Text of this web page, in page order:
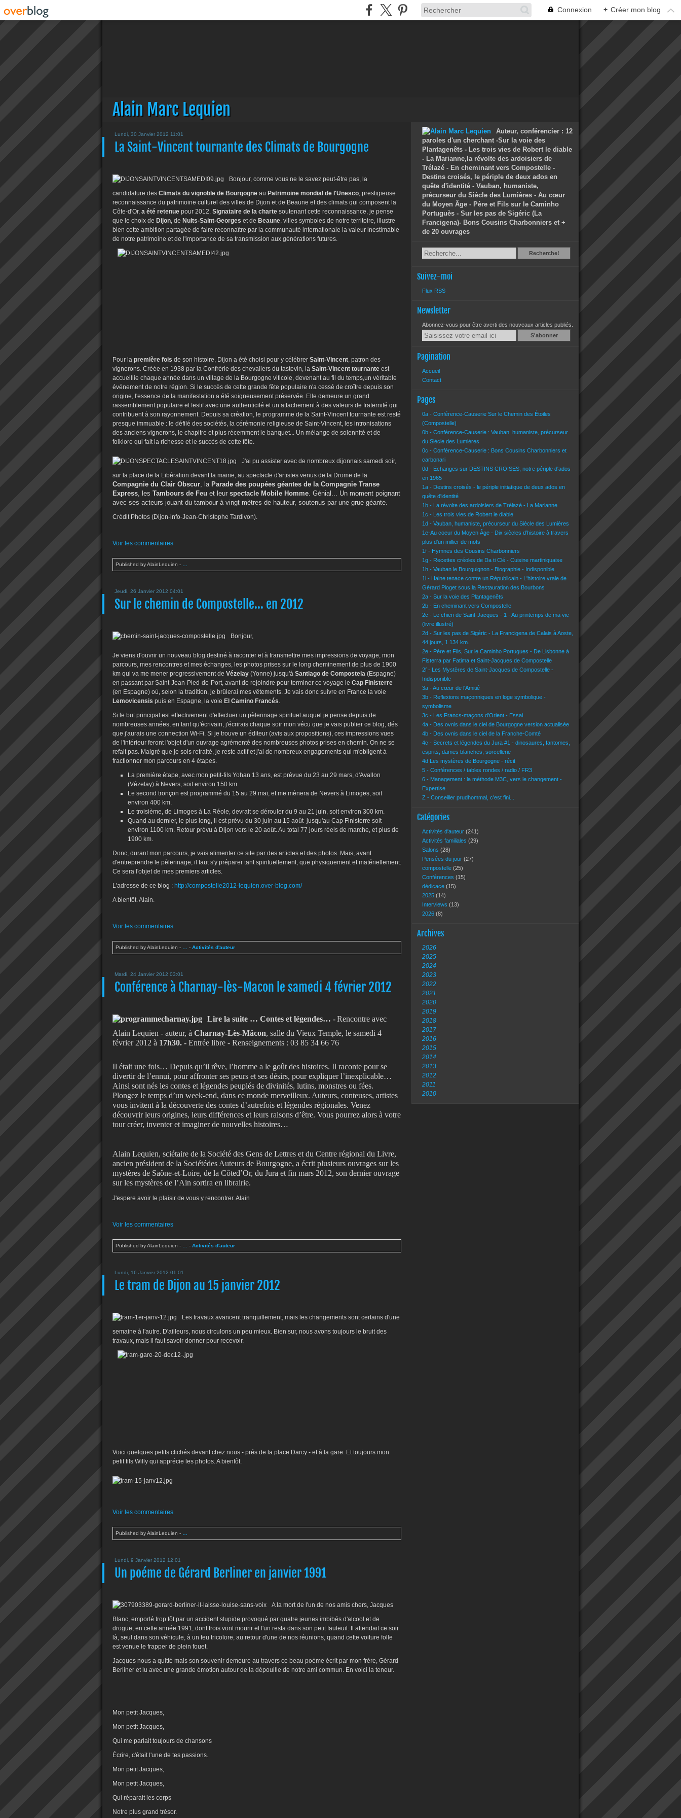
Connexion + Créer mon blog
Alain Marc Lequien
Lundi, 30 Janvier 2012 11:01
La Saint-Vincent tournante des Climats de Bourgogne
Bonjour, comme vous ne le savez peut-être pas, la
candidature des Climats du vignoble de Bourgogne au Patrimoine mondial de l'Unesco, prestigieuse
reconnaissance du patrimoine culturel des villes de Dijon et de Beaune et des climats qui composent la
Côte-d'Or, a été retenue pour 2012. Signataire de la charte soutenant cette reconnaissance, je pense
que le choix de Dijon, de Nuits-Saint-Georges et de Beaune, villes symboles de notre territoire, illustre
bien cette ambition partagée de faire reconnaître par la communauté internationale la valeur inestimable
de notre patrimoine et de l'importance de sa transmission aux générations futures.
Pour la première fois de son histoire, Dijon a été choisi pour y célébrer Saint-Vincent, patron des
vignerons. Créée en 1938 par la Confrérie des chevaliers du tastevin, la Saint-Vincent tournante est
accueillie chaque année dans un village de la Bourgogne viticole, devenant au fil du temps,un véritable
événement de notre région. Si le succès de cette grande fête populaire n'a cessé de croître depuis son
origine, l'essence de la manifestation a été soigneusement préservée. Elle demeure un grand
rassemblement populaire et festif avec une authenticité et un attachement à des valeurs de fraternité qui
contribuent à son rayonnement. Depuis sa création, le programme de la Saint-Vincent tournante est resté
presque immuable : le défilé des sociétés, la cérémonie religieuse de Saint-Vincent, les intronisations
des anciens vignerons, le chapitre et plus récemment le banquet... Un mélange de solennité et de
folklore qui fait la richesse et le succès de cette fête.
J'ai pu assister avec de nombreux dijonnais samedi soir,
sur la place de la Libération devant la mairie, au spectacle d'artistes venus de la Drome de la
Compagnie du Clair Obscur, la Parade des poupées géantes de la Compagnie Transe
Express, les Tambours de Feu et leur spectacle Mobile Homme. Génial... Un moment poignant
avec ses acteurs jouant du tambour à vingt mètres de hauteur, soutenus par une grue géante.
Crédit Photos (Dijon-info-Jean-Christophe Tardivon).
Voir les commentaires
Published by AlainLequien -
Jeudi, 26 Janvier 2012 04:01
Sur le chemin de Compostelle... en 2012
Bonjour,
Je viens d'ouvrir un nouveau blog destiné à raconter et à transmettre mes impressions de voyage, mon
parcours, mes rencontres et mes échanges, les photos prises sur le long cheminement de plus de 1900
km qui va me mener progressivement de Vézelay (Yonne) jusqu'à Santiago de Compostela (Espagne)
en passant par Saint-Jean-Pied-de-Port, avant de rejoindre pour terminer ce voyage le Cap Finisterre
(en Espagne) où, selon la tradition, je brûlerai mes vêtements. Je vais donc suivre en France la voie
Lemovicensis puis en Espagne, la voie El Camino Francés.
Si le but principal est effectivement d'effectuer un pèlerinage spirituel auquel je pense depuis de
nombreuses années, en tant qu'écrivain, j'écrirais chaque soir mon vécu que je vais publier ce blog, dés
que j'aurais une connection Wi-Fi. Si je trouve un éditeur (avis aux propositions), ces impressions vues
de l'intérieur feront l'objet d'un ouvrage agrémenté des nombreuses photos prises en chemin. On ne se
refait pas. Malgré que je sois retraité, je reste actif et j'ai de nombreux engagements qui m'obligent à
fractionner mon parcours en 4 étapes.
La première étape, avec mon petit-fils Yohan 13 ans, est prévue du 23 au 29 mars, d'Avallon
(Vézelay) à Nevers, soit environ 150 km.
Le second tronçon est programmé du 15 au 29 mai, et me mènera de Nevers à Limoges, soit
environ 400 km.
Le troisième, de Limoges à La Réole, devrait se dérouler du 9 au 21 juin, soit environ 300 km.
Quand au dernier, le plus long, il est prévu du 30 juin au 15 août jusqu'au Cap Finisterre soit
environ 1100 km. Retour prévu à Dijon vers le 20 août. Au total 77 jours réels de marche, et plus de
1900 km.
Donc, durant mon parcours, je vais alimenter ce site par des articles et des photos. Mais, avant
d'entreprendre le pèlerinage, il faut s'y préparer tant spirituellement, que physiquement et matériellement.
Ce sera l'objet de mes premiers articles.
L'adresse de ce blog : http://compostelle2012-lequien.over-blog.com/
A bientôt. Alain.
Voir les commentaires
Published by AlainLequien - - Activités d'auteur
Mardi, 24 Janvier 2012 03:01
Conférence à Charnay-lès-Macon le samedi 4 février 2012
Lire la suite … Contes et légendes… -Rencontre avec
Alain Lequien - auteur, à Charnay-Lès-Mâcon, salle du Vieux Temple, le samedi 4
février 2012 à 17h30. - Entrée libre - Renseignements : 03 85 34 66 76
Il était une fois… Depuis qu’il rêve, l’homme a le goût des histoires. Il raconte pour se
divertir de l’ennui, pour affronter ses peurs et ses désirs, pour expliquer l’inexplicable…
Ainsi sont nés les contes et légendes peuplés de divinités, lutins, monstres ou fées.
Plongez le temps d’un week-end, dans ce monde merveilleux. Auteurs, conteuses, artistes
vous invitent à la découverte des contes d’autrefois et légendes régionales. Venez
découvrir leurs origines, leurs différences et leurs raisons d’être. Vous pourrez alors à votre
tour créer, inventer et imaginer de nouvelles histoires…
Alain Lequien, sciétaire de la Société des Gens de Lettres et du Centre régional du Livre,
ancien président de la Sociétédes Auteurs de Bourgogne, a écrit plusieurs ouvrages sur les
mystères de Saône-et-Loire, de la Côted’Or, du Jura et fin mars 2012, son dernier ouvrage
sur les mystères de l’Ain sortira en librairie.
J'espere avoir le plaisir de vous y rencontrer. Alain
Voir les commentaires
Published by AlainLequien - - Activités d'auteur
Lundi, 16 Janvier 2012 01:01
Le tram de Dijon au 15 janvier 2012
Les travaux avancent tranquillement, mais les changements sont certains d'une
semaine à l'autre. D'ailleurs, nous circulons un peu mieux. Bien sur, nous avons toujours le bruit des
travaux, mais il faut savoir donner pour recevoir.
Voici quelques petits clichés devant chez nous - prés de la place Darcy - et à la gare. Et toujours mon
petit fils Willy qui apprécie les photos. A bientôt.
Voir les commentaires
Published by AlainLequien -
Lundi, 9 Janvier 2012 12:01
Un poéme de Gérard Berliner en janvier 1991
A la mort de l'un de nos amis chers, Jacques
Blanc, emporté trop tôt par un accident stupide provoqué par quatre jeunes imbibés d'alcool et de
drogue, en cette année 1991, dont trois vont mourir et l'un resta dans son petit fauteuil. Il attendait ce soir
là, seul dans son véhicule, à un feu tricolore, au retour d'une de nos réunions, quand cette voiture folle
est venue le frapper de plein fouet.
Jacques nous a quitté mais son souvenir demeure au travers ce beau poème écrit par mon frère, Gérard
Berliner et lu avec une grande émotion autour de la dépouille de notre ami commun. En voici la teneur.
Mon petit Jacques,
Mon petit Jacques,
Qui me parlait toujours de chansons
Écrire, c'était l'une de tes passions.
Mon petit Jacques,
Mon petit Jacques,
Qui réparait les corps
Notre plus grand trésor.
Auteur, conférencier : 12
paroles d'un cherchant -Sur la voie des
Plantagenêts - Les trois vies de Robert le diable
- La Marianne,la révolte des ardoisiers de
Trélazé - En cheminant vers Compostelle -
Destins croisés, le périple de deux ados en
quête d'identité - Vauban, humaniste,
précurseur du Siècle des Lumières - Au cœur
du Moyen Âge - Père et Fils sur le Caminho
Portuguès - Sur les pas de Sigéric (La
Francigena)- Bons Cousins Charbonniers et +
de 20 ouvrages
RechercheRecherche!
Suivez-moi
Flux RSS
Newsletter
Abonnez-vous pour être averti des nouveaux articles publiés.
Email
Pagination
Accueil
Contact
Pages
0a - Conférence-Causerie Sur le Chemin des Étoiles
(Compostelle)
0b - Conférence-Causerie : Vauban, humaniste, précurseur
du Siècle des Lumières
0c - Conférence-Causerie : Bons Cousins Charbonniers et
carbonari
0d - Echanges sur DESTINS CROISES, notre périple d'ados
en 1965
1a - Destins croisés - le périple initiatique de deux ados en
quête d'identité
1b - La révolte des ardoisiers de Trélazé - La Marianne
1c - Les trois vies de Robert le diable
1d - Vauban, humaniste, précurseur du Siècle des Lumières
1e-Au coeur du Moyen Âge - Dix siècles d’histoire à travers
plus d’un millier de mots
1f - Hymnes des Cousins Charbonniers
1g - Recettes créoles de Da ti Clé - Cuisine martiniquaise
1h - Vauban le Bourguignon - Biographie - Indisponible
1i - Haine tenace contre un Républicain - L'histoire vraie de
Gérard Pioget sous la Restauration des Bourbons
2a - Sur la voie des Plantagenêts
2b - En cheminant vers Compostelle
2c - Le chien de Saint-Jacques - 1 - Au printemps de ma vie
(livre illustré)
2d - Sur les pas de Sigéric - La Francigena de Calais à Aoste,
44 jours, 1 134 km.
2e - Père et Fils, Sur le Caminho Portugues - De Lisbonne à
Fisterra par Fatima et Saint-Jacques de Compostelle
2f - Les Mystères de Saint-Jacques de Compostelle -
Indisponible
3a - Au cœur de l'Amitié
3b - Reflexions maçonniques en loge symbolique -
symbolisme
3c - Les Francs-maçons d'Orient - Essai
4a - Des ovnis dans le ciel de Bourgogne version actualisée
4b - Des ovnis dans le ciel de la Franche-Comté
4c - Secrets et légendes du Jura #1 - dinosaures, fantomes,
esprits, dames blanches, sorcellerie
4d Les mystères de Bourgogne - récit
5 - Conférences / tables rondes / radio / FR3
6 - Management : la méthode M3C, vers le changement -
Expertise
Z - Conseiller prudhommal, c'est fini...
Catégories
Activités d'auteur (241)
Activités familiales (29)
Salons (28)
Pensées du jour (27)
compostelle (25)
Conférences (15)
dédicace (15)
2025 (14)
Interviews (13)
2026 (8)
Archives
2026
2025
2024
2023
2022
2021
2020
2019
2018
2017
2016
2015
2014
2013
2012
2011
2010